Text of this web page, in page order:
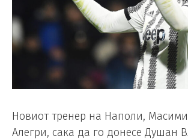
Новиот тренер на Наполи,
Алегри, сака да го донесе Душан